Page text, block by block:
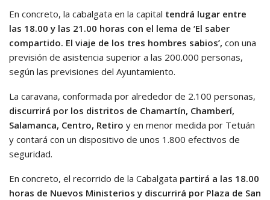
En concreto, la cabalgata en la capital tendrá lugar entre
las 18.00 y las 21.00 horas con el lema de ‘El saber
compartido. El viaje de los tres hombres sabios’, con una
previsión de asistencia superior a las 200.000 personas,
según las previsiones del Ayuntamiento.
La caravana, conformada por alrededor de 2.100 personas,
discurrirá por los distritos de Chamartín, Chamberí,
Salamanca, Centro, Retiro y en menor medida por Tetuán
y contará con un dispositivo de unos 1.800 efectivos de
seguridad.
En concreto, el recorrido de la Cabalgata partirá a las 18.00
horas de Nuevos Ministerios y discurrirá por Plaza de San